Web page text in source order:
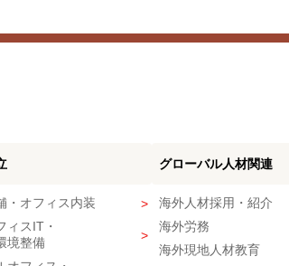
・オフィス内装
ィスIT・
境整備
グローバル人材関連
海外人材採用・紹介
海外労務
海外現地人材教育